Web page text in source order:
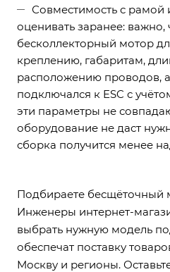
Совместимость с рамой
оценивать заранее: важно,
бесколлекторный мотор
креплению, габаритам,
расположению проводов,
подключался к ESC с
эти параметры не
оборудование не даст
сборка получится менее
Подбираете бесщёточный
Инженеры интернет-
выбрать нужную модель
обеспечат поставку
Москву и регионы.